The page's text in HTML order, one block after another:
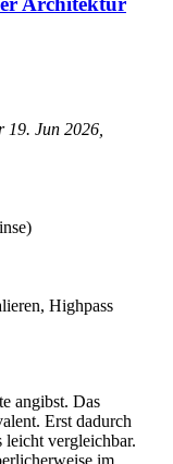
19. Jun 2026,
Highpass
angibst. Das
Erst dadurch
leicht vergleichbar.
im